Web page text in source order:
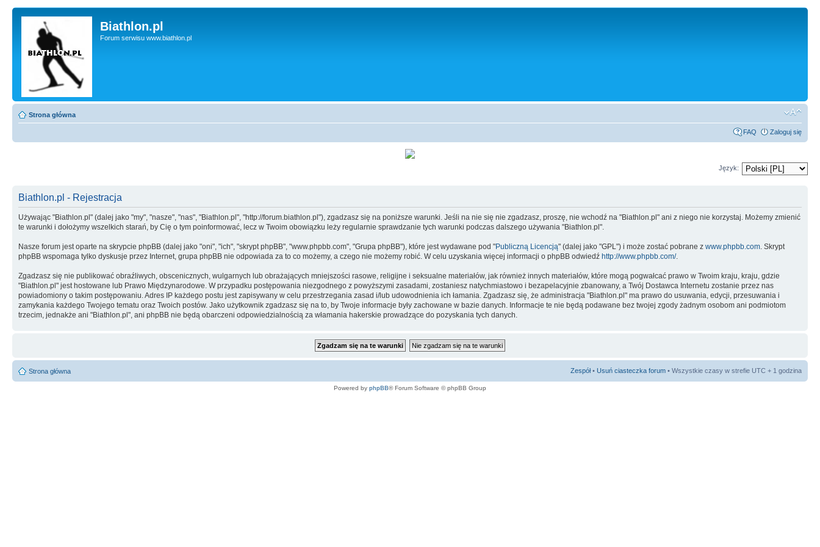
Biathlon.pl
Forum serwisu www.biathlon.pl
Strona główna
FAQ Zaloguj się
Język:
Biathlon.pl - Rejestracja
Używając "Biathlon.pl" (dalej jako "my", "nasze", "nas", "Biathlon.pl", "http://forum.biathlon.pl"), zgadzasz się na poniższe warunki. Jeśli na nie się nie zgadzasz, proszę, nie wchodź na "Biathlon.pl" ani z niego nie korzystaj. Możemy zmienić
te warunki i dołożymy wszelkich starań, by Cię o tym poinformować, lecz w Twoim obowiązku leży regularnie sprawdzanie tych warunki podczas dalszego używania "Biathlon.pl".
Nasze forum jest oparte na skrypcie phpBB (dalej jako "oni", "ich", "skrypt phpBB", "www.phpbb.com", "Grupa phpBB"), które jest wydawane pod "Publiczną Licencją" (dalej jako "GPL") i może zostać pobrane z www.phpbb.com . Skrypt
phpBB wspomaga tylko dyskusje przez Internet, grupa phpBB nie odpowiada za to co możemy, a czego nie możemy robić. W celu uzyskania więcej informacji o phpBB odwiedź http://www.phpbb.com/.
Zgadzasz się nie publikować obraźliwych, obscenicznych, wulgarnych lub obrażających mniejszości rasowe, religijne i seksualne materiałów, jak również innych materiałów, które mogą pogwałcać prawo w Twoim kraju, kraju, gdzie
"Biathlon.pl" jest hostowane lub Prawo Międzynarodowe. W przypadku postępowania niezgodnego z powyższymi zasadami, zostaniesz natychmiastowo i bezapelacyjnie zbanowany, a Twój Dostawca Internetu zostanie przez nas
powiadomiony o takim postępowaniu. Adres IP każdego postu jest zapisywany w celu przestrzegania zasad i/lub udowodnienia ich łamania. Zgadzasz się, że administracja "Biathlon.pl" ma prawo do usuwania, edycji, przesuwania i
zamykania każdego Twojego tematu oraz Twoich postów. Jako użytkownik zgadzasz się na to, by Twoje informacje były zachowane w bazie danych. Informacje te nie będą podawane bez twojej zgody żadnym osobom ani podmiotom
trzecim, jednakże ani "Biathlon.pl", ani phpBB nie będą obarczeni odpowiedzialnością za włamania hakerskie prowadzące do pozyskania tych danych.
Strona główna Zespół• Usuń ciasteczka forum • Wszystkie czasy w strefie UTC + 1 godzina
Powered by phpBB® Forum Software © phpBB Group